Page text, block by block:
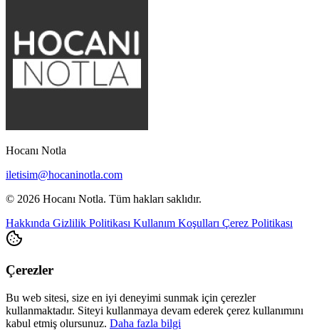
Hocanı Notla
iletisim@hocaninotla.com
© 2026 Hocanı Notla. Tüm hakları saklıdır.
Hakkında Gizlilik Politikası Kullanım Koşulları Çerez Politikası
Çerezler
Bu web sitesi, size en iyi deneyimi sunmak için çerezler
kullanmaktadır. Siteyi kullanmaya devam ederek çerez kullanımını
kabul etmiş olursunuz. Daha fazla bilgi